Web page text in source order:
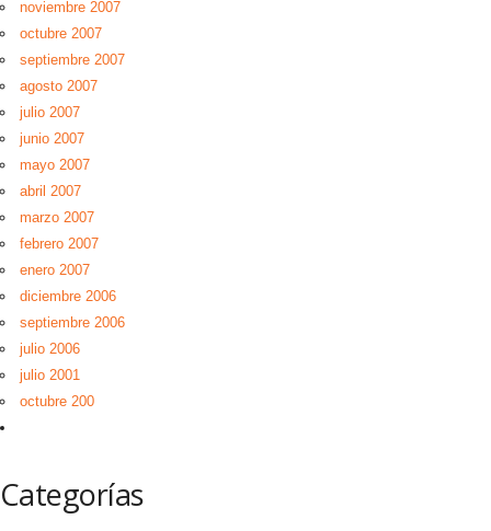
noviembre 2007
octubre 2007
septiembre 2007
agosto 2007
julio 2007
junio 2007
mayo 2007
abril 2007
marzo 2007
febrero 2007
enero 2007
diciembre 2006
septiembre 2006
julio 2006
julio 2001
octubre 200
Categorías